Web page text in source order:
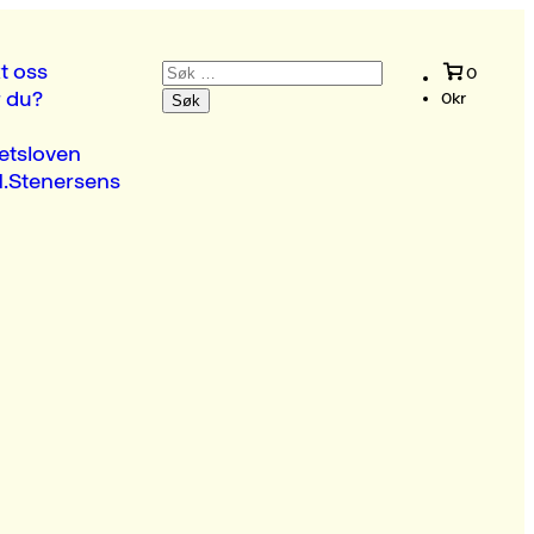
oss
du?
Søk
etter:
0
0kr